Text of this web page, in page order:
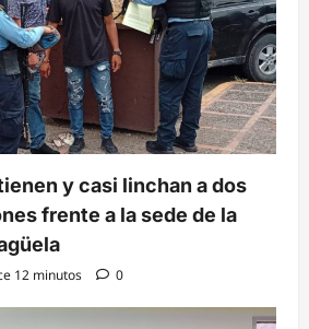
y casi linchan a dos
frente a la sede de la
12 minutos 0